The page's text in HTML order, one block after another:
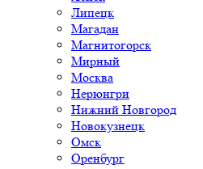
Липецк
Магадан
Магнитогорск
Мирный
Москва
Нерюнгри
Нижний Новгород
Новокузнецк
Омск
Оренбург